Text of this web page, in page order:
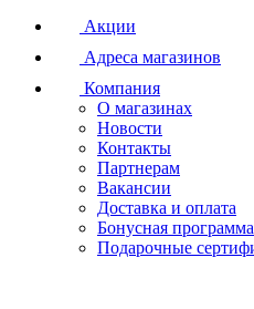
Акции
Адреса магазинов
Компания
О магазинах
Новости
Контакты
Партнерам
Вакансии
Доставка и оплата
Бонусная программа
Подарочные